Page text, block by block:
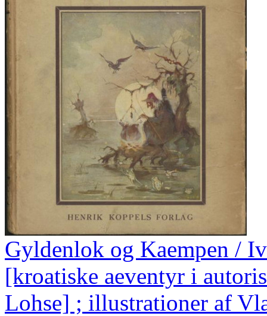
Gyldenlok og Kaempen /
[kroatiske aeventyr i
Lohse] ; illustrationer af